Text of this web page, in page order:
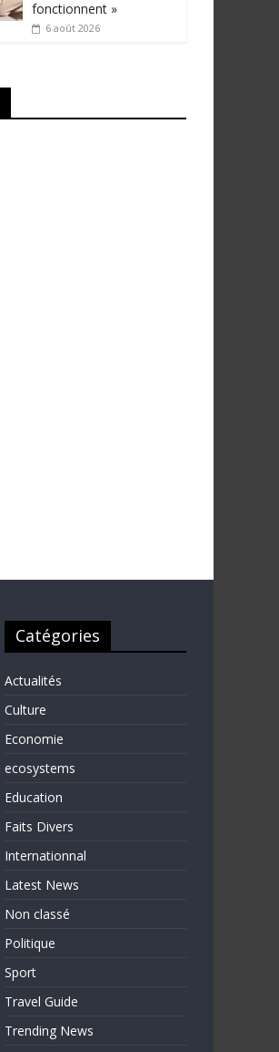
fonctionnent »
6 août 2026
Catégories
Actualités
Culture
Economie
ecosystems
Education
Faits Divers
Internationnal
Latest News
Non classé
Politique
Sport
Travel Guide
Trending News